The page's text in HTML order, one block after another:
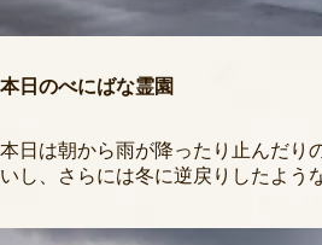
本日のべにばな霊園
本日は朝から雨が降ったり止んだり
いし、さらには冬に逆戻りしたよう